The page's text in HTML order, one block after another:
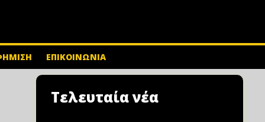
ΕΠΙΚΟΙΝΩΝΙΑ
Τελευταία νέα